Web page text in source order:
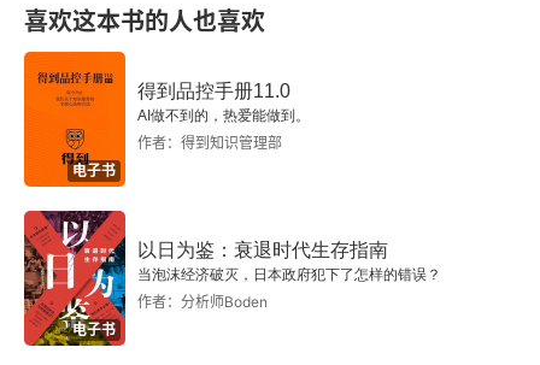
C.杠杆收购（LBO）[1]
D.稳定的收购政策[1]
E.出售企业[1]
第6章 估值与会计
A.伊索寓言和失效的灌木丛理论[1]
悄偷走它的价值。5. 如果一个公司确立了诚信、理
性、公平的好名声，股市最终会给予奖励。做个好
人，办个好企业，市场最终会奖励。就像个人信
誉。平时乐于助人、诚实守信（做个好企业），短
都会愿意帮忙（市场奖励），路会越走越宽。反
之，则寸步难行。一句话总结，找好的公司（好
人），用好的价格（好价），然后耐心持有（好
论，同时也为经济学研究提供了实证分析的经典案
例。📜最后，巴菲特在致股东的信中的幽默风格和
平易近人的表达方式，使得复杂的经济学理论变得
生动易懂。这种通俗而不失深度的表达方式，为广
大读者打开了通往金融学领域的大门，使得经济学
不再是高深莫测的学科，而是一个可以被理解和应
用的实用工具。📜 综合而言，《巴菲特致股东的
信》不仅仅是一份投资报告，更是一部经济学巨
著。巴菲特深刻的投资理念、精准的估值方法以及
喜欢这本书的人也喜欢
电子书
得到品控手册11.0
AI做不到的，热爱能做到。
作者：得到知识管理部
电子书
以日为鉴：衰退时代生存指南
当泡沫经济破灭，日本政府犯下了怎样的错误？
作者：分析师Boden